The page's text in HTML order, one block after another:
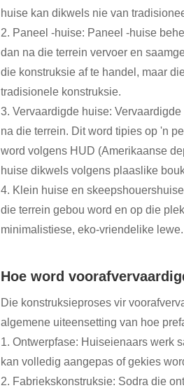
huise kan dikwels nie van
2. Paneel -huise: Paneel -huise
dan na die terrein vervoer en
die konstruksie af te handel, maar
tradisionele konstruksie.
3. Vervaardigde huise:
na die terrein. Dit word tipies op 'n
word volgens HUD (Amerikaanse
huise dikwels volgens plaaslike
4. Klein huise en
die terrein gebou word en op die
minimalistiese, eko-vriendelike lewe.
Hoe word
Die konstruksieproses vir
algemene uiteensetting van hoe
1. Ontwerpfase: Huiseienaars werk
kan volledig aangepas of gekies
2. Fabriekskonstruksie: Sodra die